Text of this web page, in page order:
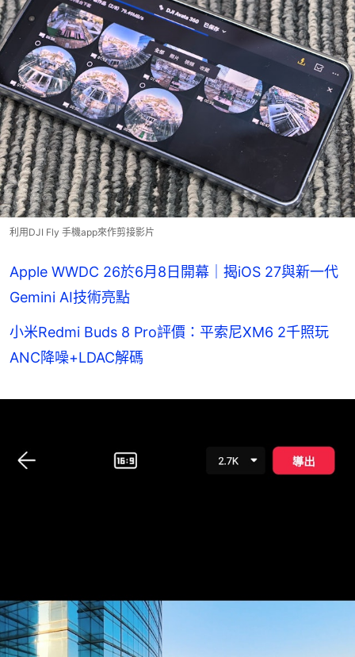
利用DJI Fly 手機app來作剪接影片
Apple WWDC 26於6月8日開幕｜揭iOS 27與新一代
Gemini AI技術亮點
小米Redmi Buds 8 Pro評價：平索尼XM6 2千照玩
ANC降噪+LDAC解碼